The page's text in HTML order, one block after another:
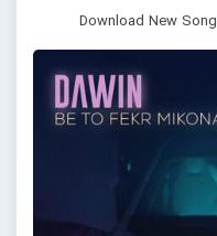
Download New Song